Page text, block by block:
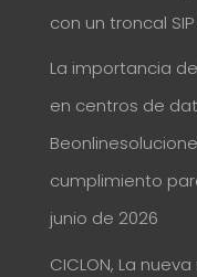
con un troncal SIP
La importancia
en centros de
cumplimiento
junio de 2026
CICLON, La